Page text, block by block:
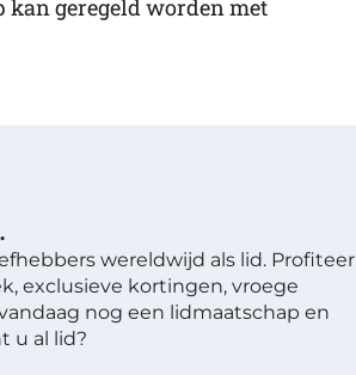
kan geregeld worden met
wereldwijd als lid. Profiteer
exclusieve kortingen, vroege
nog een lidmaatschap en
u al lid?